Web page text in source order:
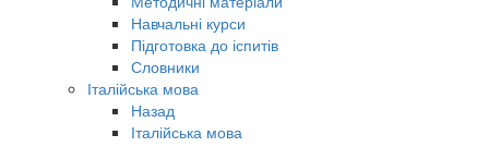
Навчальні курси
Підготовка до іспитів
Словники
Італійська мова
Назад
Італійська мова